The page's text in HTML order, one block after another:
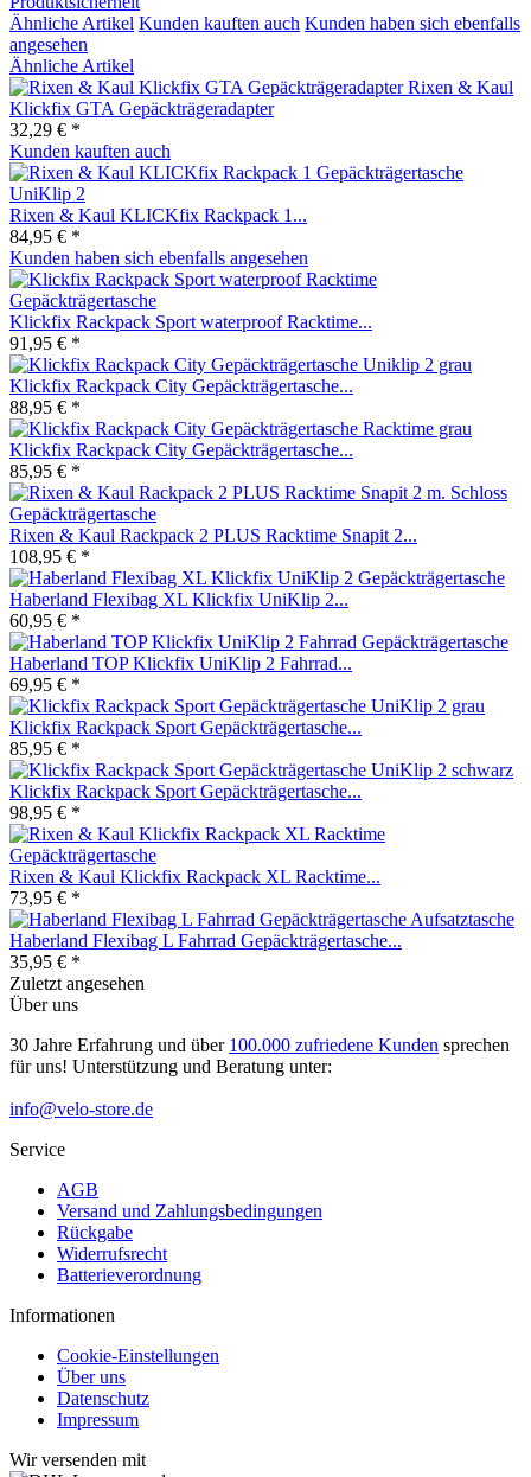
Ähnliche Artikel Kunden kauften auch Kunden haben sich ebenfalls
angesehen
Ähnliche Artikel
Rixen & Kaul
Klickfix GTA Gepäckträgeradapter
32,29 € *
Kunden kauften auch
Rixen & Kaul KLICKfix Rackpack 1...
84,95 € *
Kunden haben sich ebenfalls angesehen
Klickfix Rackpack Sport waterproof Racktime...
91,95 € *
Klickfix Rackpack City Gepäckträgertasche...
88,95 € *
Klickfix Rackpack City Gepäckträgertasche...
85,95 € *
Rixen & Kaul Rackpack 2 PLUS Racktime Snapit 2...
108,95 € *
Haberland Flexibag XL Klickfix UniKlip 2...
60,95 € *
Haberland TOP Klickfix UniKlip 2 Fahrrad...
69,95 € *
Klickfix Rackpack Sport Gepäckträgertasche...
85,95 € *
Klickfix Rackpack Sport Gepäckträgertasche...
98,95 € *
Rixen & Kaul Klickfix Rackpack XL Racktime...
73,95 € *
Haberland Flexibag L Fahrrad Gepäckträgertasche...
35,95 € *
Zuletzt angesehen
Über uns
30 Jahre Erfahrung und über 100.000 zufriedene Kunden sprechen
für uns! Unterstützung und Beratung unter:
info@velo-store.de
Service
AGB
Versand und Zahlungsbedingungen
Rückgabe
Widerrufsrecht
Batterieverordnung
Informationen
Cookie-Einstellungen
Über uns
Datenschutz
Impressum
Wir versenden mit